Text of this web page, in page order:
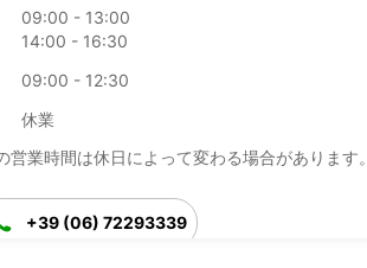
09:00 - 13:00
14:00 - 16:30
09:00 - 12:30
休業
営業時間は休日によって変わる場合があります。
+39 (06) 72293339